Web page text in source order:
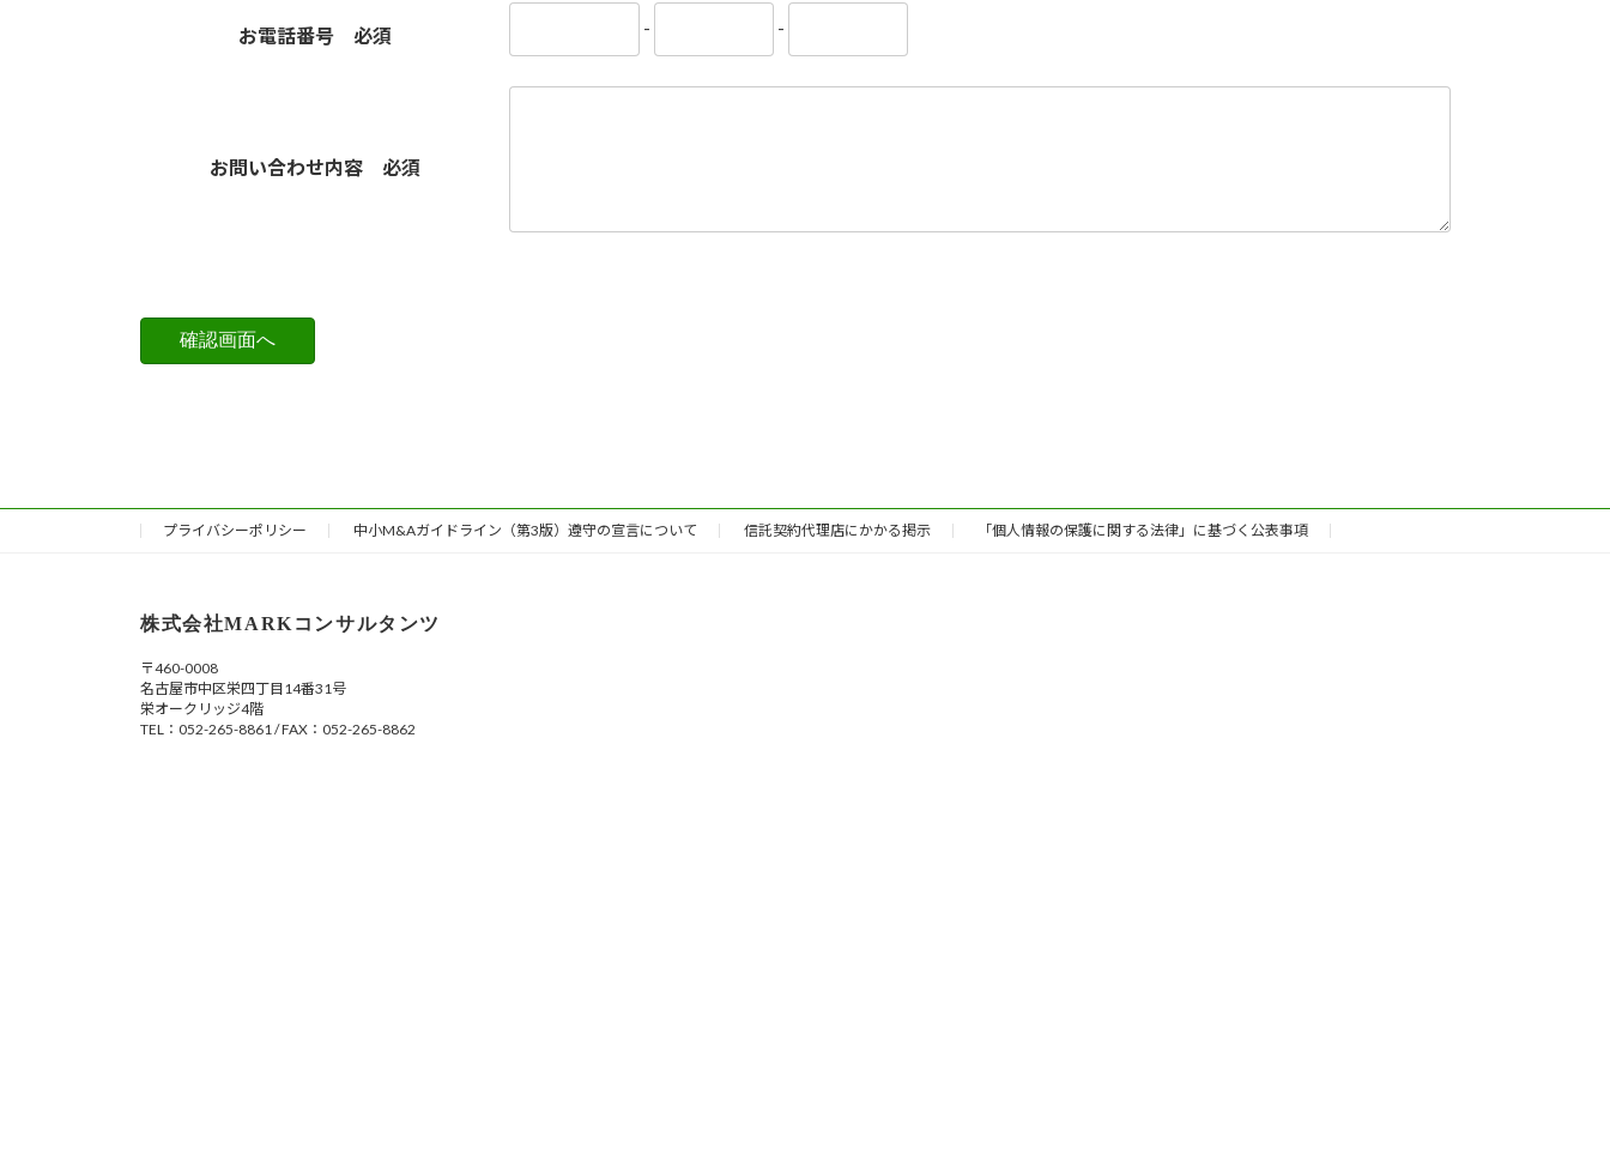
お電話番号 必須 - -
お問い合わせ内容 必須
プライバシーポリシー 中小M&Aガイドライン（第3版）遵守の宣言について 信託契約代理店にかかる掲示 「個人情報の保護に関する法律」に基づく公表事項
株式会社MARKコンサルタンツ
〒460-0008
名古屋市中区栄四丁目14番31号
栄オークリッジ4階
TEL：052-265-8861 / FAX：052-265-8862